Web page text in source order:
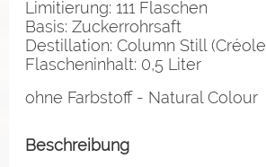
Limitierung: 111 Flaschen
Basis: Zuckerrohrsaft
Destillation: Column Still
Flascheninhalt: 0,5 Liter
ohne Farbstoff - Natural Colour
Beschreibung